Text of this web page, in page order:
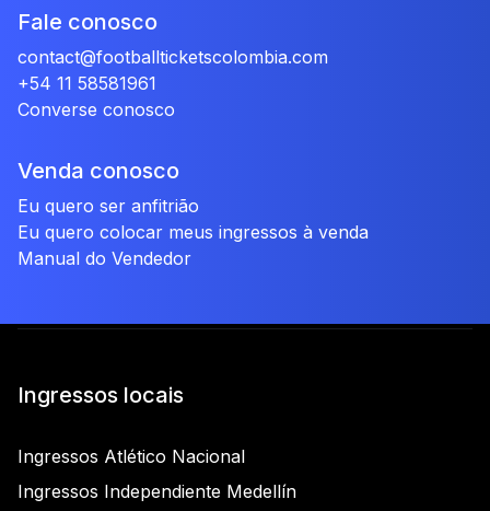
Fale conosco
contact@footballticketscolombia.com
+54 11 58581961
Converse conosco
Venda conosco
Eu quero ser anfitrião
Eu quero colocar meus ingressos à venda
Manual do Vendedor
Ingressos locais
Ingressos Atlético Nacional
Ingressos Independiente Medellín